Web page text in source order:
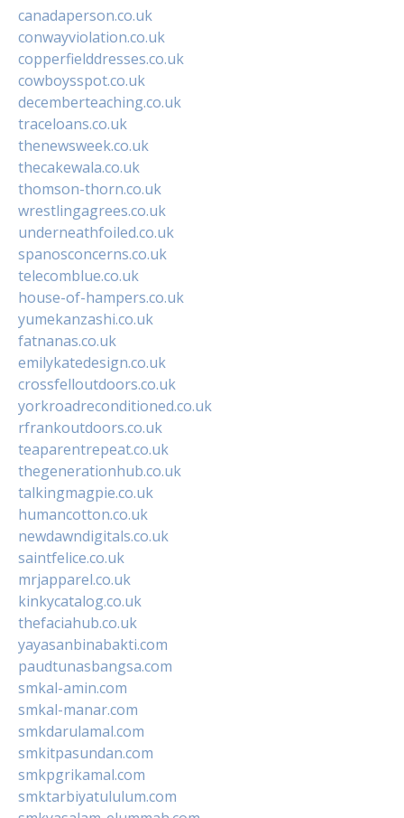
canadaperson.co.uk
conwayviolation.co.uk
copperfielddresses.co.uk
cowboysspot.co.uk
decemberteaching.co.uk
traceloans.co.uk
thenewsweek.co.uk
thecakewala.co.uk
thomson-thorn.co.uk
wrestlingagrees.co.uk
underneathfoiled.co.uk
spanosconcerns.co.uk
telecomblue.co.uk
house-of-hampers.co.uk
yumekanzashi.co.uk
fatnanas.co.uk
emilykatedesign.co.uk
crossfelloutdoors.co.uk
yorkroadreconditioned.co.uk
rfrankoutdoors.co.uk
teaparentrepeat.co.uk
thegenerationhub.co.uk
talkingmagpie.co.uk
humancotton.co.uk
newdawndigitals.co.uk
saintfelice.co.uk
mrjapparel.co.uk
kinkycatalog.co.uk
thefaciahub.co.uk
yayasanbinabakti.com
paudtunasbangsa.com
smkal-amin.com
smkal-manar.com
smkdarulamal.com
smkitpasundan.com
smkpgrikamal.com
smktarbiyatululum.com